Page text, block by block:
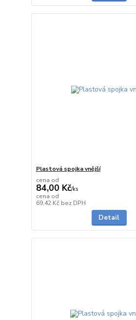
Plastová spojka vnější
cena od
84,00 Kč/ks
cena od
69,42 Kč bez DPH
Detail